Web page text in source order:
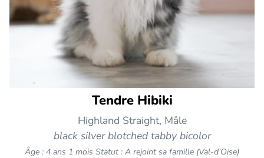
Tendre Hibiki
Highland Straight, Mâle
black silver blotched tabby bicolor
Âge : 4 ans 1 mois Statut : A rejoint sa famille (Val-d’Oise)